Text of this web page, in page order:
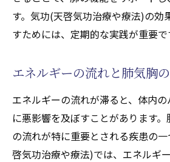
の影響
天啓気功治療や療法で活
気功治療(天啓気功治療や
気功(天啓気功治療や療法
減のメカニズム
心身調和がもたらす健康
す。気功(天啓気功治療や療法)の効
すためには、定期的な実践が重要で
エネルギーの流れと肺気胸
エネルギーの流れが滞ると、体内
に悪影響を及ぼすことがあります
の流れが特に重要とされる疾患の
啓気功治療や療法)では、エネルギ